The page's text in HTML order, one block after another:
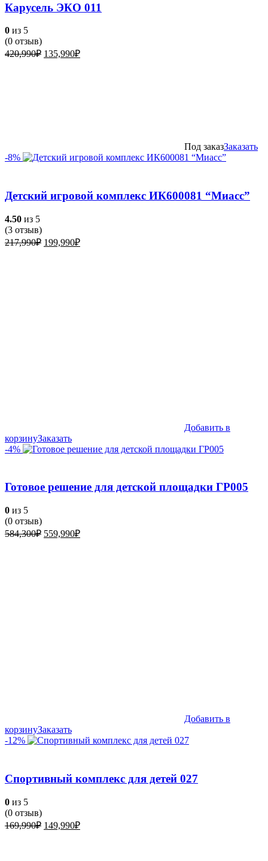
Карусель ЭКО 011
0 из 5
(0 отзыв)
420,990₽ Первоначальная
135,990₽Текущая
Под заказЗаказать
-8%
Детский игровой комплекс ИК600081 “Миасс”
4.50 из 5
(3 отзыв)
217,990₽ Первоначальная
199,990₽Текущая
Добавить в
корзинуЗаказать
-4%
Готовое решение для детской площадки ГР005
0 из 5
(0 отзыв)
584,300₽ Первоначальная
559,990₽Текущая
Добавить в
корзинуЗаказать
-12%
Спортивный комплекс для детей 027
0 из 5
(0 отзыв)
169,990₽ Первоначальная
149,990₽Текущая